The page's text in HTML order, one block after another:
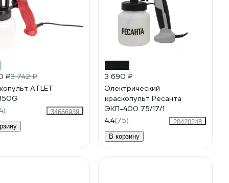
₽3 742 ₽
ATLET
34666939
3 690 ₽
Электрический
краскопульт Ресанта
ЭКП-400 75/17/1
4.4(75)
20420248
В корзину